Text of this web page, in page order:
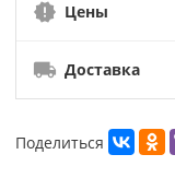
Цены
Доставка
Поделиться